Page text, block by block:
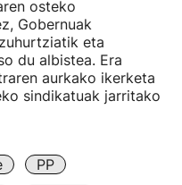
osteko
Gobernuak
eta
du albistea. Era
aurkako ikerketa
sindikatuak jarritako
PP